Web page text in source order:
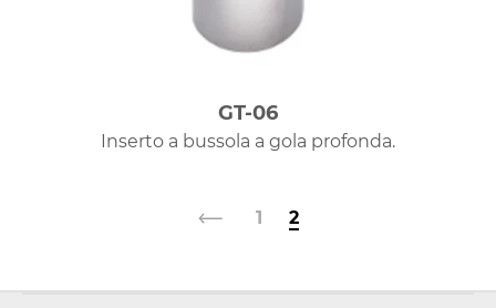
GT-06
Inserto a bussola a gola profonda.
1 2